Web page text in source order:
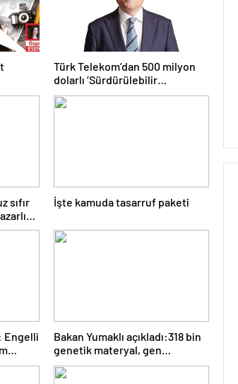
Türk Telekom’dan 500 milyon
dolarlı ‘Sürdürülebilir
Eurobond’ ihracı
sıfır
İşte kamuda tasarruf paketi
Engelli
Bakan Yumaklı açıkladı:318 bin
genetik materyal, gen
bankalarımızda koruma altında